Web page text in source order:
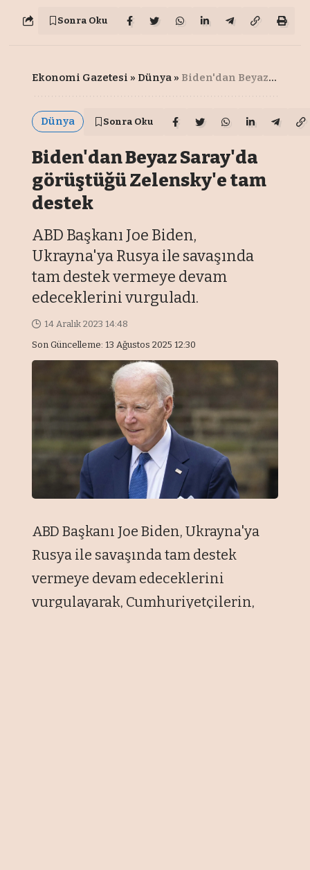
Sonra Oku
Ekonomi Gazetesi » Dünya » Biden'dan Beyaz Saray'da görüştüğü Zelensky'e tam destek
Dünya Sonra Oku
Biden'dan Beyaz Saray'da
görüştüğü Zelensky'e tam
destek
ABD Başkanı Joe Biden,
Ukrayna'ya Rusya ile savaşında
tam destek vermeye devam
edeceklerini vurguladı.
Son Güncelleme: 13 Ağustos 2025 12:30
14 Aralık 2023 14:48
ABD Başkanı Joe Biden, Ukrayna'ya
Rusya ile savaşında tam destek
vermeye devam edeceklerini
vurgulayarak, Cumhuriyetçilerin,